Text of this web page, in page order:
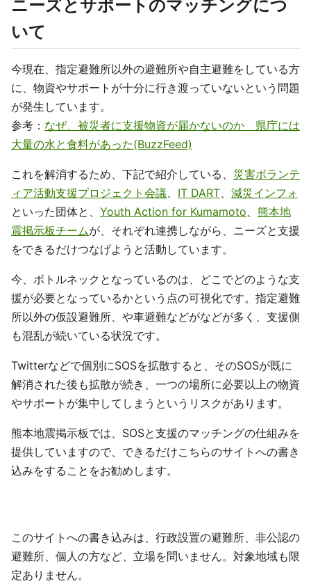
ニーズとサポートのマッチングにつ
いて
今現在、指定避難所以外の避難所や自主避難をしている方
に、物資やサポートが十分に行き渡っていないという問題
が発生しています。
参考： なぜ、被災者に支援物資が届かないのか 県庁には
大量の水と食料があった(BuzzFeed)
これを解消するため、下記で紹介している、 災害ボランテ
ィア活動支援プロジェクト会議、 IT DART、 減災インフォ
といった団体と、 Youth Action for Kumamoto、 熊本地
震掲示板チームが、それぞれ連携しながら、ニーズと支援
をできるだけつなげようと活動しています。
今、ボトルネックとなっているのは、どこでどのような支
援が必要となっているかという点の可視化です。指定避難
所以外の仮設避難所、や車避難などがなどが多く、支援側
も混乱が続いている状況です。
Twitterなどで個別にSOSを拡散すると、そのSOSが既に
解消された後も拡散が続き、一つの場所に必要以上の物資
やサポートが集中してしまうというリスクがあります。
熊本地震掲示板では、SOSと支援のマッチングの仕組みを
提供していますので、できるだけこちらのサイトへの書き
込みをすることをお勧めします。
このサイトへの書き込みは、行政設置の避難所、非公認の
避難所、個人の方など、立場を問いません。対象地域も限
定ありません。